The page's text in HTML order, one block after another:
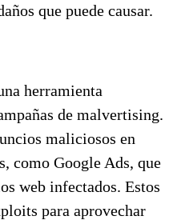
que puede causar.
herramienta
de malvertising.
maliciosos en
como Google Ads, que
web infectados. Estos
para aprovechar